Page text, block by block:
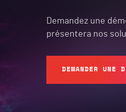
Demandez une
présentera nos
DEMANDER UNE